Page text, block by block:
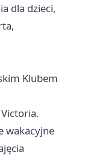
dla dzieci,
Klubem
wakacyjne